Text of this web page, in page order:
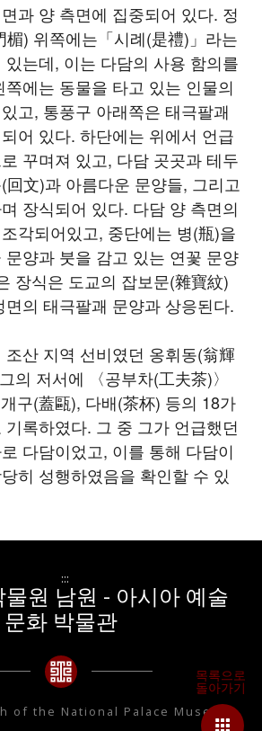
과 양 측면에 집중되어 있다. 정
楣) 위쪽에는「시례(是禮)」라는
는데, 이는 다담의 사용 함의를
쪽에는 동물을 타고 있는 인물의
고, 통풍구 아래쪽은 태극팔괘
어 있다. 하단에는 위에서 언급
꾸며져 있고, 다담 곳곳과 테두
文)과 아름다운 문양들, 그리고
장식되어 있다. 다담 양 측면의
각되어있고, 중단에는 병(瓶)을
문양과 붓을 감고 있는 연꽃 문양
장식은 도교의 잡보문(雜寶紋)
면의 태극팔괘 문양과 상응된다.
산 지역 선비였던 옹휘동(翁輝
의 저서에 〈공부차(工夫茶)〉
구(蓋甌), 다배(茶杯) 등의 18가
록하였다. 그 중 그가 언급했던
다담이었고, 이를 통해 다담이
히 성행하였음을 확인할 수 있
:::
원 남원 - 아시아 예술
문화 박물관
of the National Palace Museum